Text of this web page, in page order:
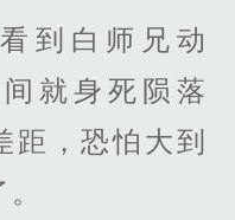
到白师兄动
就身死陨落
距，恐怕大到